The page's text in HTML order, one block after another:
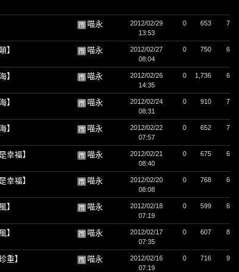
喵永
2012/02/29
13:53
0 653 7
】 喵永
2012/02/27
08:04
0 750 6
】 喵永
2012/02/26
14:35
0 1,736 6
】 喵永
2012/02/24
08:31
0 910 7
】 喵永
2012/02/22
07:57
0 652 7
幸福】 喵永
2012/02/21
08:40
0 675 6
幸福】 喵永
2012/02/20
08:08
0 768 6
】 喵永
2012/02/18
07:19
0 599 6
】 喵永
2012/02/17
07:35
0 607 8
重】 喵永
2012/02/16
07:19
0 716 9